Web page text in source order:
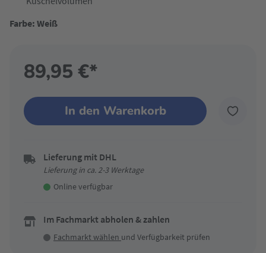
Farbe: Weiß
89,95 €*
In den Warenkorb
Lieferung mit DHL
Lieferung in ca. 2-3 Werktage
Online verfügbar
Im Fachmarkt abholen & zahlen
Fachmarkt wählen und Verfügbarkeit prüfen